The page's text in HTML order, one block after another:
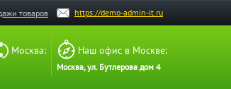
товаров https://demo-admin-it.ru
Москва: Наш офис в Москве:
Москва, ул. Бутлерова дом 4